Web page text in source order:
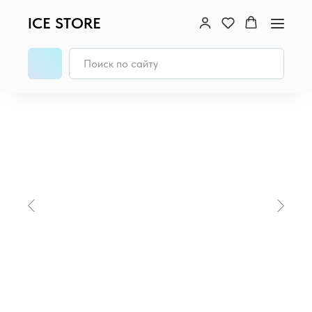
ICE STORE
Главная / MacBook / MacBook Air 15 (M4, 2025)